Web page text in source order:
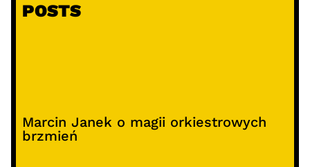
POSTS
Marcin Janek o magii orkiestrowych
brzmień